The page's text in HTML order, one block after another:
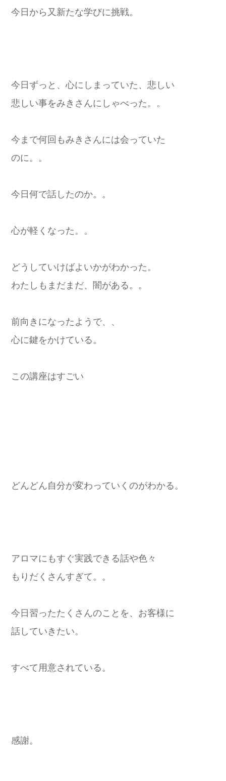
今日から又新たな学びに挑戦。
今日ずっと、心にしまっていた、悲しい
悲しい事をみきさんにしゃべった。。
今まで何回もみきさんには会っていた
のに。。
今日何で話したのか。。
心が軽くなった。。
どうしていけばよいかがわかった。
わたしもまだまだ、闇がある。。
前向きになったようで、、
心に鍵をかけている。
この講座はすごい
どんどん自分が変わっていくのがわかる。
アロマにもすぐ実践できる話や色々
もりだくさんすぎて。。
今日習ったたくさんのことを、お客様に
話していきたい。
すべて用意されている。
感謝。